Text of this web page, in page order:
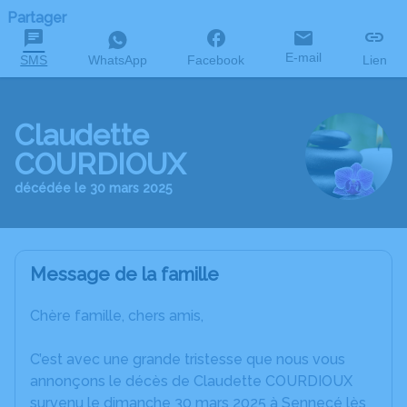
Partager
SMS WhatsApp Facebook E-mail Lien
Claudette
COURDIOUX
décédée le 30 mars 2025
Message de la famille
Chère famille, chers amis,
C’est avec une grande tristesse que nous vous
annonçons le décès de Claudette COURDIOUX
survenu le dimanche 30 mars 2025 à Sennecé lès